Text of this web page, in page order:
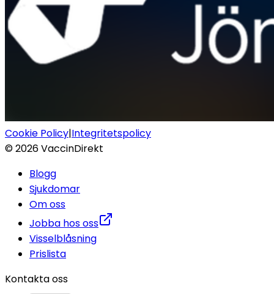
Cookie Policy|Integritetspolicy
©2026VaccinDirekt
Blogg
Sjukdomar
Om oss
Jobba hos oss
Visselblåsning
Prislista
Kontakta oss